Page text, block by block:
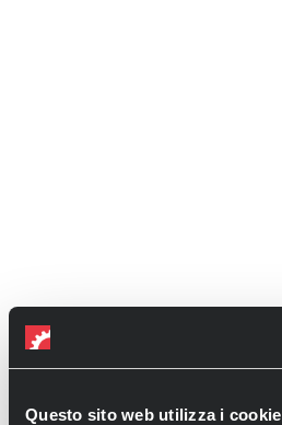
Questo sito web utilizza i cookie